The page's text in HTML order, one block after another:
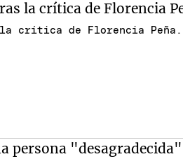
crítica de Florencia Peña.
persona